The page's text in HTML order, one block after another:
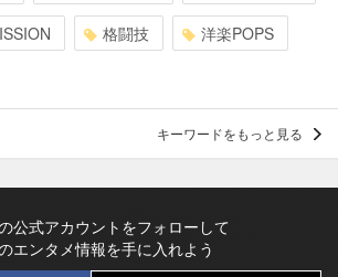
格闘技 洋楽POPS
キーワードをもっと見る
公式アカウントをフォローして
エンタメ情報を手に入れよう